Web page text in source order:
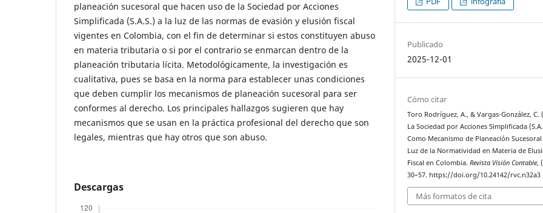
planeación sucesoral que hacen uso de la Sociedad por Acciones
Simplificada (S.A.S.) a la luz de las normas de evasión y elusión fiscal
vigentes en Colombia, con el fin de determinar si estos constituyen abuso
en materia tributaria o si por el contrario se enmarcan dentro de la
planeación tributaria lícita. Metodológicamente, la investigación es
cualitativa, pues se basa en la norma para establecer unas condiciones
que deben cumplir los mecanismos de planeación sucesoral para ser
conformes al derecho. Los principales hallazgos sugieren que hay
mecanismos que se usan en la práctica profesional del derecho que son
legales, mientras que hay otros que son abuso.
Descargas
Publicado
2025-12-01
Cómo citar
Toro Rodríguez, A., & Vargas-González, C.
La Sociedad por Acciones Simplificada
Como Mecanismo de Planeación Sucesoral
Luz de la Normatividad en Materia de
Fiscal en Colombia.Revista Visión Contable,
30–57. https://doi.org/10.24142/rvc.n32a3
Más formatos de cita